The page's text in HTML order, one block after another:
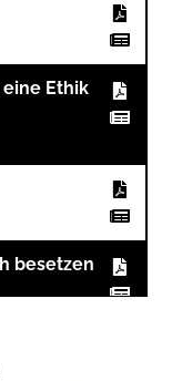
Ethik
besetzen